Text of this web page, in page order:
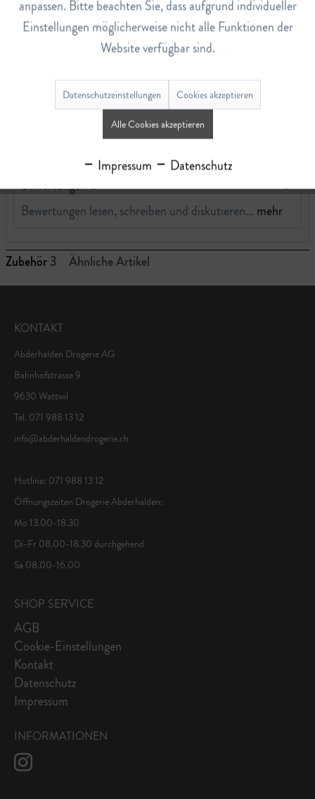
Waschen mit Feinwaschmittel bei maximal +35 ºC. Bei
Handwäsche nicht reiben und auswinden. Die Produkte
nicht auf einem Heizkörper trocknen, nicht bügeln, nicht
aufhellen (keine aufhellenden, chlorhaltigen Waschmittel
nutzen) und nicht chemisch reinigen.
Bewertungen0
Bewertungen lesen, schreiben und diskutieren... mehr
Zubehör3 Ähnliche Artikel
KONTAKT
Abderhalden Drogerie AG
Bahnhofstrasse 9
9630 Wattwil
Tel. 071 988 13 12
info@abderhaldendrogerie.ch
Hotline: 071 988 13 12
Öffnungszeiten Drogerie Abderhalden:
Mo 13.00-18.30
Di-Fr 08.00-18.30 durchgehend
Sa 08.00-16.00
SHOP SERVICE
AGB
Cookie-Einstellungen
Kontakt
Datenschutz
Impressum
INFORMATIONEN
anpassen. Bitte beachten Sie, dass aufgrund individueller
Einstellungen möglicherweise nicht alle Funktionen der
Website verfügbar sind.
Datenschutzeinstellungen Cookies akzeptieren
Alle Cookies akzeptieren
Impressum Datenschutz